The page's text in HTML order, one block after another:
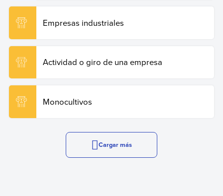
Empresas industriales
Actividad o giro de una empresa
Monocultivos
Cargar más